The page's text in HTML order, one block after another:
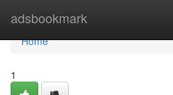
adsbookmark
Home
Home
1